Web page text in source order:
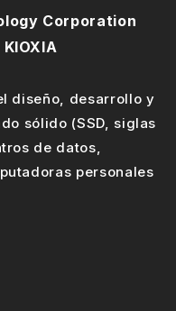
Corporation
diseño, desarrollo y
sólido (SSD, siglas
de datos,
personales